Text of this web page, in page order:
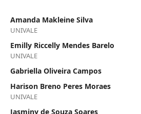
Amanda Makleine Silva
UNIVALE
Emilly Riccelly Mendes Barelo
UNIVALE
Gabriella Oliveira Campos
Harison Breno Peres Moraes
UNIVALE
Jasminy de Souza Soares